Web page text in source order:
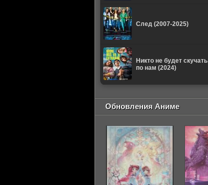
След (2007-2025)
Никто не будет скучать
по нам (2024)
Обновления Аниме